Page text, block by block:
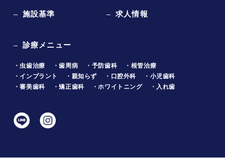
施設基準 求人情報
診療メニュー
・虫歯治療 ・歯周病 ・予防歯科
・根管治療
・インプラント
・親知らず ・口腔外科
・小児歯科
・審美歯科
・矯正歯科 ・ホワイトニング ・入れ歯